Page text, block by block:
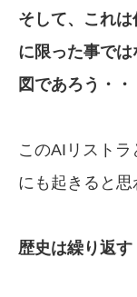
そして、これ
に限った事で
図であろう・・
このAIリスト
にも起きると思
歴史は繰り返す